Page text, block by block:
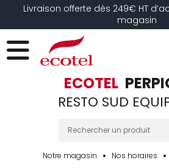
Livraison offerte dès 249€ HT
magasin
ECOTEL
RESTO SUD
Notre magasin Nos horaires
Panneau de gestion des cookies